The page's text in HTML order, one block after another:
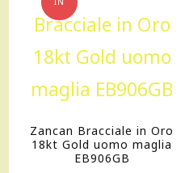
OFFERTA!
Zancan Bracciale in Oro
18kt Gold uomo maglia
EB906GB